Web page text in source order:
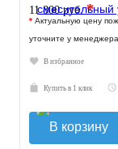
11 800 руб.*
* Актуальную цену
уточните у менеджера
В избранное
Купить в 1 клик